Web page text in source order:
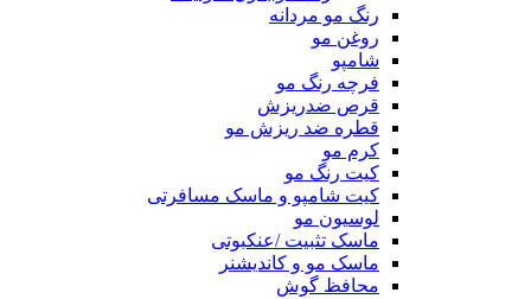
رنگ مو مردانه
روغن مو
شامپو
فرچه رنگ مو
قرص ضدریزش
قطره ضد ریزش مو
کرم مو
کیت رنگ مو
کیت شامپو و ماسک مسافرتی
لوسیون مو
ماسک تثبیت /عنکبوتی
ماسک مو و کاندیشنر
محافظ گوش